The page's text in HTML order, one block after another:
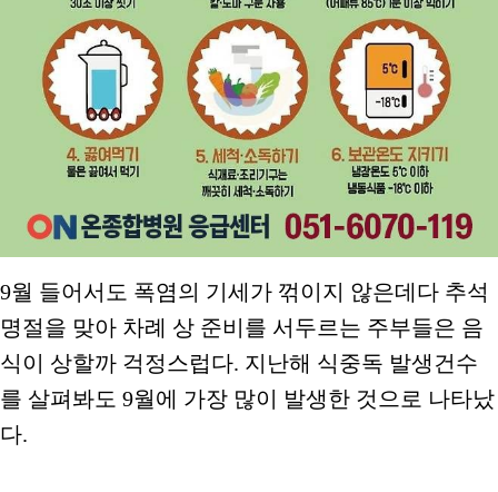
9월 들어서도 폭염의 기세가 꺾이지 않은데다 추석
명절을 맞아 차례 상 준비를 서두르는 주부들은 음
식이 상할까 걱정스럽다. 지난해 식중독 발생건수
를 살펴봐도 9월에 가장 많이 발생한 것으로 나타났
다.